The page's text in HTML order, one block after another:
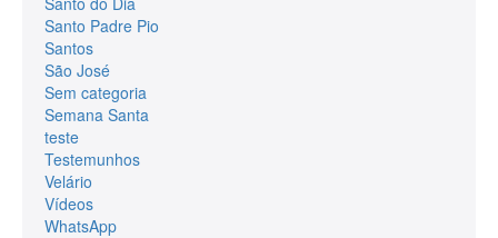
Santo Padre Pio
Santos
São José
Sem categoria
Semana Santa
teste
Testemunhos
Velário
Vídeos
WhatsApp